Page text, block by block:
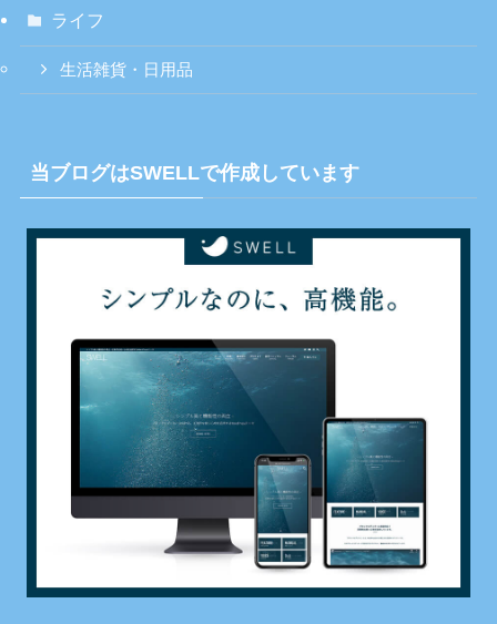
ライフ
生活雑貨・日用品
当ブログはSWELLで作成しています